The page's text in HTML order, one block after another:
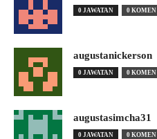
0 JAWATAN 0 KOMEN
augustanickerson
0 JAWATAN 0 KOMEN
augustasimcha31
0 JAWATAN 0 KOMEN